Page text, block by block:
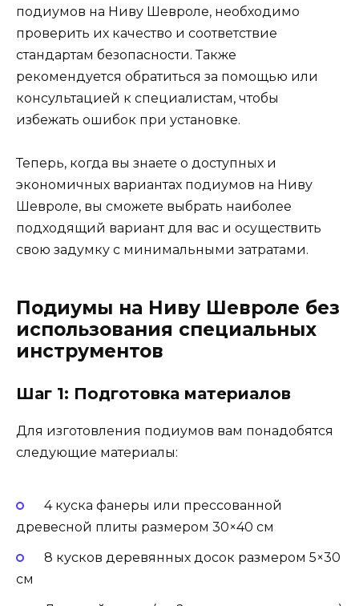
подиумов на Ниву Шевроле, необходимо
проверить их качество и соответствие
стандартам безопасности. Также
рекомендуется обратиться за помощью или
консультацией к специалистам, чтобы
избежать ошибок при установке.
Теперь, когда вы знаете о доступных и
экономичных вариантах подиумов на Ниву
Шевроле, вы сможете выбрать наиболее
подходящий вариант для вас и осуществить
свою задумку с минимальными затратами.
Подиумы на Ниву Шевроле без
использования специальных
инструментов
Шаг 1: Подготовка материалов
Для изготовления подиумов вам понадобятся
следующие материалы:
4 куска фанеры или прессованной
древесной плиты размером 30×40 см
8 кусков деревянных досок размером 5×30
см